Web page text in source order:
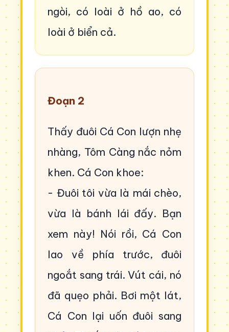
ngòi, có loài ở hồ ao, có
loài ở biển cả.
Đoạn 2
Thấy đuôi Cá Con lượn nhẹ
nhàng, Tôm Càng nắc nỏm
khen. Cá Con khoe:
- Đuôi tôi vừa là mái chèo,
vừa là bánh lái đấy. Bạn
xem này! Nói rồi, Cá Con
lao về phía trước, đuôi
ngoắt sang trái. Vút cái, nó
đã quẹo phải. Bơi một lát,
Cá Con lại uốn đuôi sang